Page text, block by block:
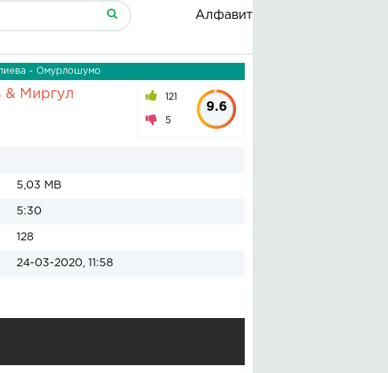
Алфавит
- Омурлошумо
& Миргул
121
5
9.6
5,03 MB
5:30
128
24-03-2020, 11:58